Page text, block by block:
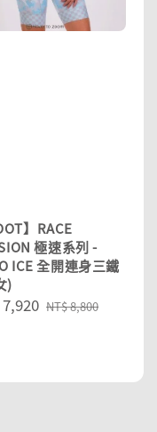
】RACE
極速系列 -
ICE 全開連身三鐵
)
Regular
NT$ 8,800